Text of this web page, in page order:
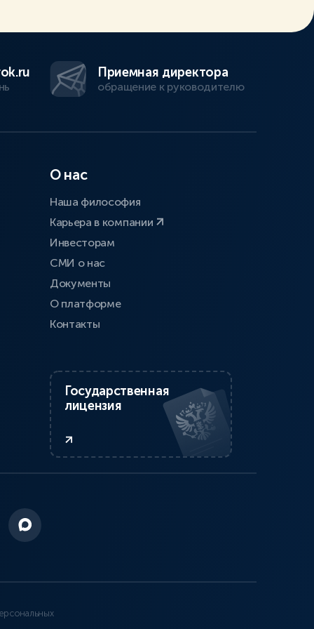
Приемная директора
обращение к руководителю
О нас
Наша философия
Карьера в компании
Инвесторам
СМИ о нас
Документы
О платформе
Контакты
Государственная
лицензия